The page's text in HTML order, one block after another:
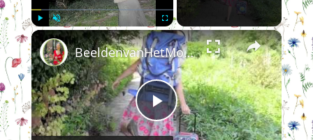
Unmute Fullscreen ×
Play
BeeldenvanHetMoederfront